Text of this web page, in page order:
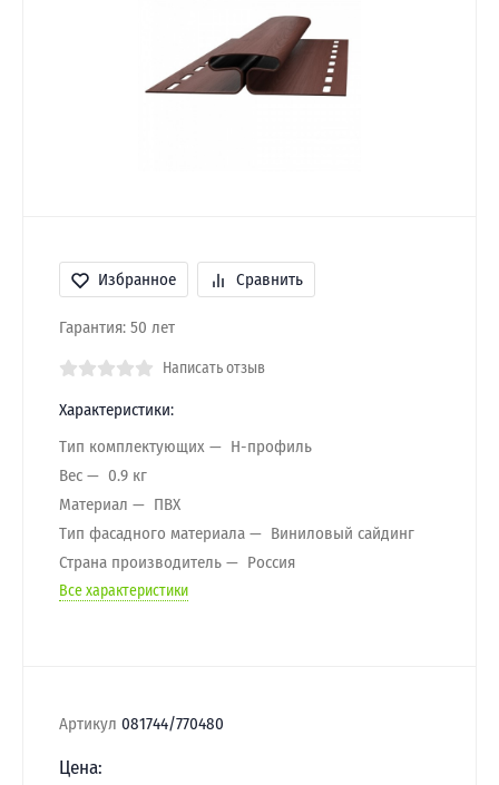
Избранное Сравнить
Гарантия: 50 лет
Написать отзыв
Характеристики:
Тип комплектующих
H-профиль
Вес
0.9 кг
Материал
ПВХ
Тип фасадного материала
Виниловый сайдинг
Страна производитель
Россия
Все характеристики
Артикул 081744/770480
Цена: